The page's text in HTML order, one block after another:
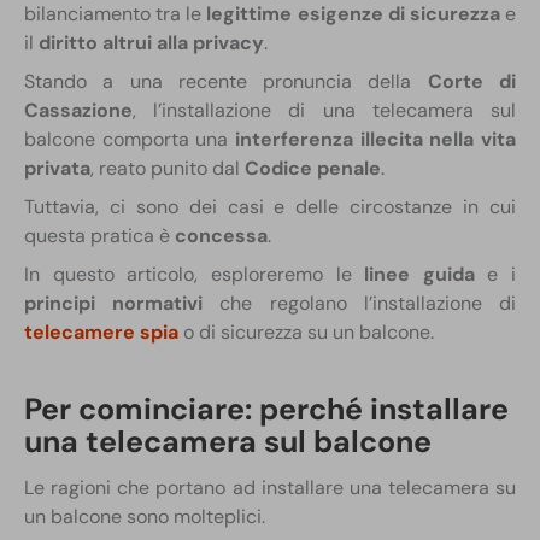
bilanciamento tra le legittime esigenze di sicurezza e
il diritto altrui alla privacy.
Stando a una recente pronuncia della Corte di
Cassazione, l’installazione di una telecamera sul
balcone comporta una interferenza illecita nella vita
privata, reato punito dal Codice penale.
Tuttavia, ci sono dei casi e delle circostanze in cui
questa pratica è concessa.
In questo articolo, esploreremo le linee guida e i
principi normativi che regolano l’installazione di
telecamere spia o di sicurezza su un balcone.
Per cominciare: perché installare
una telecamera sul balcone
Le ragioni che portano ad installare una telecamera su
un balcone sono molteplici.